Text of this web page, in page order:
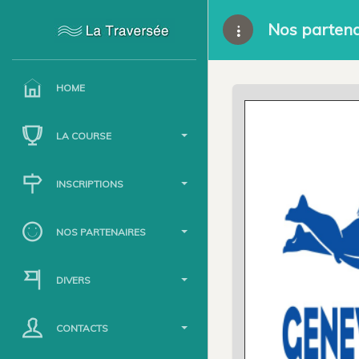
HOME
LA COURSE
INSCRIPTIONS
NOS PARTENAIRES
DIVERS
CONTACTS
Nos